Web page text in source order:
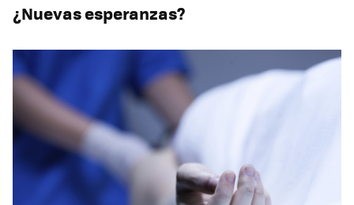
¿Nuevas esperanzas?